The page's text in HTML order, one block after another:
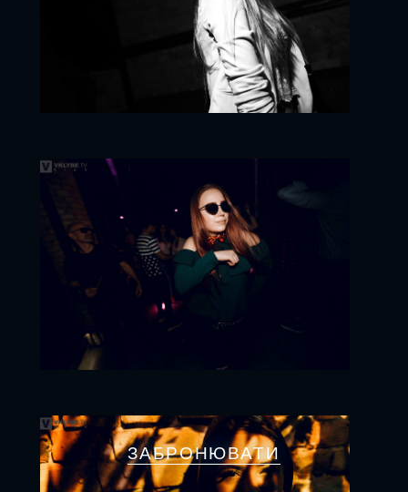
ЗАБРОНЮВАТИ